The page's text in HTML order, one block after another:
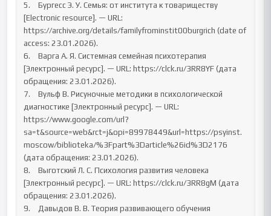
5.	Бургесс Э. У. Семья: от института к товариществу
[Electronic resource]. — URL:
https://archive.org/details/familyfrominstit00burgrich (date of
access: 23.01.2026).
6.	Варга А. Я. Системная семейная психотерапия
[Электронный ресурс]. — URL: https://clck.ru/3RR8YF (дата
обращения: 23.01.2026).
7.	Вульф В. Рисуночные методики в психологической
диагностике [Электронный ресурс]. — URL:
https://www.google.com/url?
sa=t&source=web&rct=j&opi=89978449&url=https://psyinst.
moscow/biblioteka/%3Fpart%3Darticle%26id%3D2176
(дата обращения: 23.01.2026).
8.	Выготский Л. С. Психология развития человека
[Электронный ресурс]. — URL: https://clck.ru/3RR8gM (дата
обращения: 23.01.2026).
9.	Давыдов В. В. Теория развивающего обучения